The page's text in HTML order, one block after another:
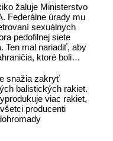
presvedčený o opaku
žaluje Ministerstvo
Federálne úrady mu
sexuálnych
pedofilnej siete
Ten mal nariadiť, aby
ktoré boli
jeho ranča v
snažia zakryť
balistických rakiet.
viac rakiet,
producenti